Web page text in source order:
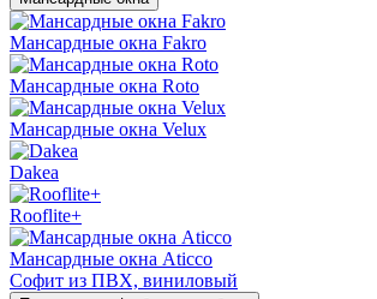
Мансардные окна Fakro
Мансардные окна Roto
Мансардные окна Velux
Dakea
Rooflite+
Мансардные окна Aticco
Софит из ПВХ, виниловый